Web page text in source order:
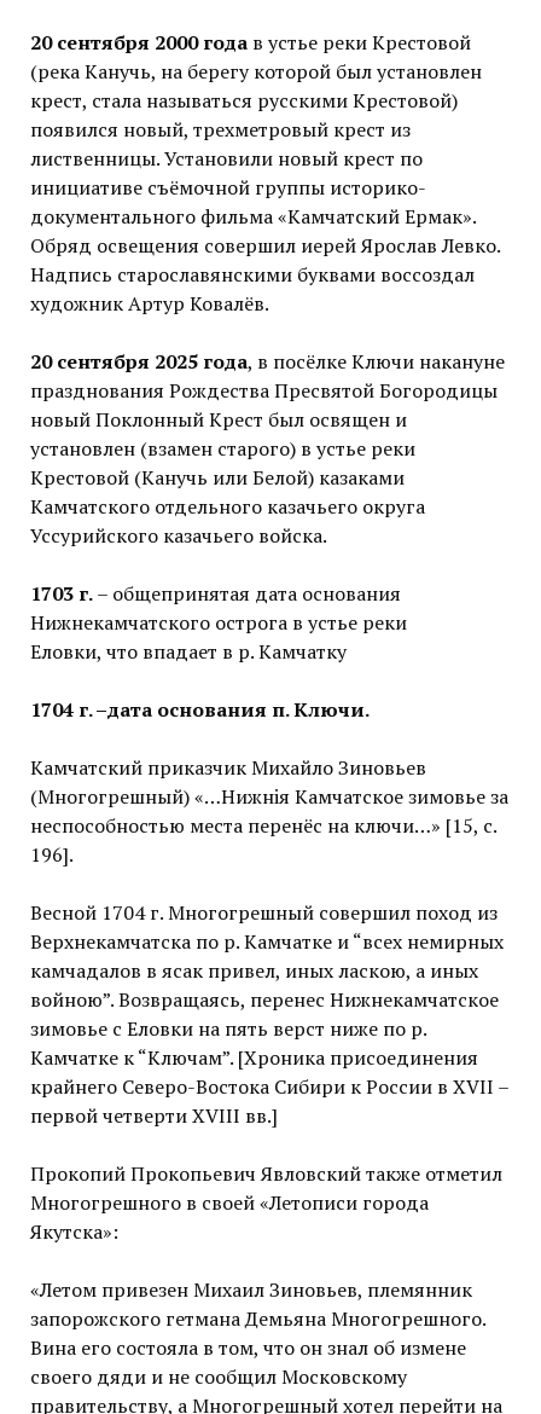
20 сентября 2000 годав устье реки Крестовой
(река Канучь, на берегу которой был установлен
крест, стала называться русскими Крестовой)
появился новый, трехметровый крест из
лиственницы. Установили новый крест по
инициативе съёмочной группы историко-
документального фильма «Камчатский Ермак».
Обряд освещения совершил иерей Ярослав Левко.
Надпись старославянскими буквами воссоздал
художник Артур Ковалёв.
20 сентября 2025 года, в посёлке Ключи накануне
празднования Рождества Пресвятой Богородицы
новый Поклонный Крест был освящен и
установлен (взамен старого) в устье реки
Крестовой (Канучь или Белой) казаками
Камчатского отдельного казачьего округа
Уссурийского казачьего войска.
1703 г.– общепринятая дата основания
Нижнекамчатского острога в устье реки
Еловки, что впадает в р. Камчатку
1704 г. –дата основания п. Ключи.
Камчатский приказчик Михайло Зиновьев
(Многогрешный) «…Нижнiя Камчатское зимовье за
неспособностью места перенёс на ключи…» [15, с.
196].
Весной 1704 г. Многогрешный совершил поход из
Верхнекамчатска по р. Камчатке и “всех немирных
камчадалов в ясак привел, иных ласкою, а иных
войною”. Возвращаясь, перенес Нижнекамчатское
зимовье с Еловки на пять верст ниже по р.
Камчатке к “Ключам”. [Хроника присоединения
крайнего Северо-Востока Сибири к России в XVII –
первой четверти XVIII вв.]
Прокопий Прокопьевич Явловский также отметил
Многогрешного в своей «Летописи города
Якутска»:
«Летом привезен Михаил Зиновьев, племянник
запорожского гетмана Демьяна Многогрешного.
Вина его состояла в том, что он знал об измене
своего дяди и не сообщил Московскому
правительству, а Многогрешный хотел перейти на